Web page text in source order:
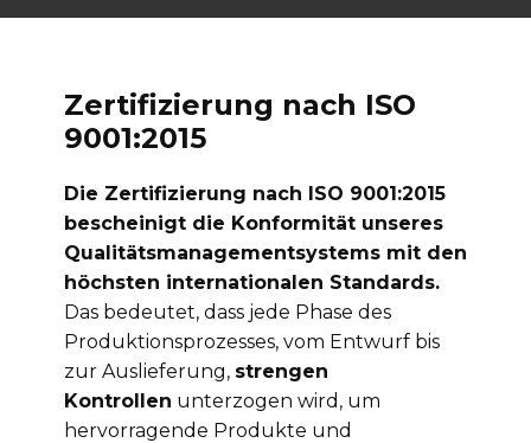
Zertifizierung nach ISO
9001:2015
Die Zertifizierung nach ISO 9001:2015
bescheinigt die Konformität unseres
Qualitätsmanagementsystems mit den
höchsten internationalen Standards.
Das bedeutet, dass jede Phase des
Produktionsprozesses, vom Entwurf bis
zur Auslieferung, strengen
Kontrollen unterzogen wird, um
hervorragende Produkte und